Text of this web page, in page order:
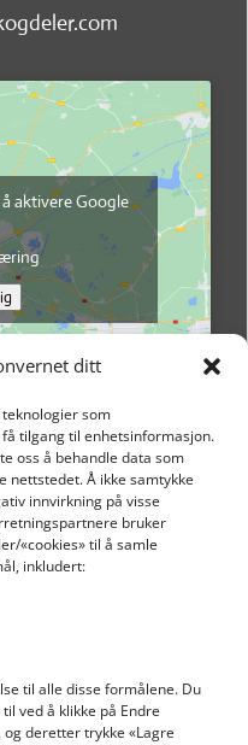
ditt
som
tilgang til enhetsinformasjon.
oss å behandle data som
nettstedet. Å ikke samtykke
innvirkning på visse
bruker
«cookies» til å samle
inkludert:
til alle disse formålene. Du
ved å klikke på Endre
deretter trykke «Lagre
aktivere Google